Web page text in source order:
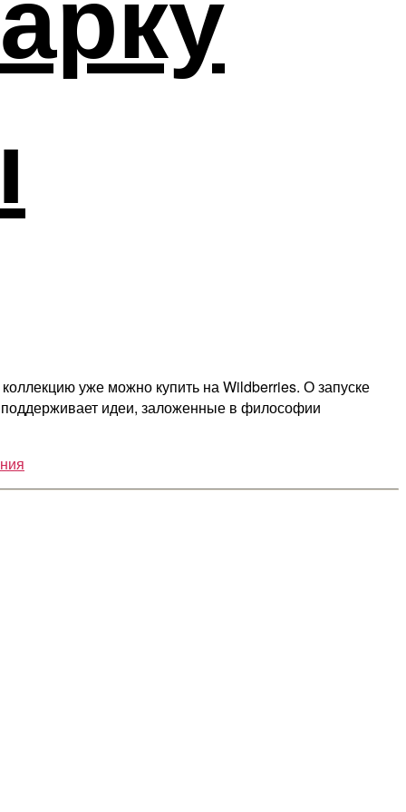
уже можно купить на Wildberries. О запуске
идеи, заложенные в философии